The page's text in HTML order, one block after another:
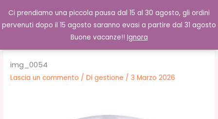
Ci prendiamo una piccola pausa dal 15 al 30 agosto, gli ordini
pervenuti dopo il 15 agosto saranno evasi a partire dal 31 agosto
Buone vacanze!! Ignora
contenuto
0,00€ Cerca
img_0054
Lascia un commento / Digestione /3 Marzo 2026